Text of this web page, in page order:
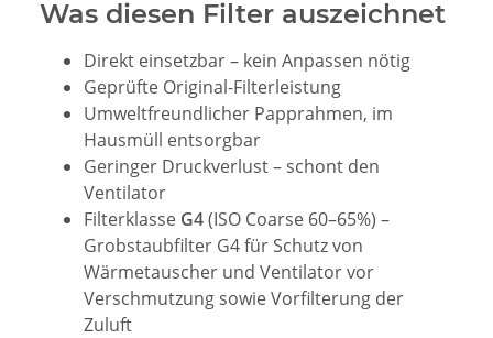
Was diesen Filter auszeichnet
Direkt einsetzbar – kein Anpassen nötig
Geprüfte Original-Filterleistung
Umweltfreundlicher Papprahmen, im
Hausmüll entsorgbar
Geringer Druckverlust – schont den
Ventilator
Filterklasse G4(ISO Coarse 60–65%) –
Grobstaubfilter G4 für Schutz von
Wärmetauscher und Ventilator vor
Verschmutzung sowie Vorfilterung der
Zuluft